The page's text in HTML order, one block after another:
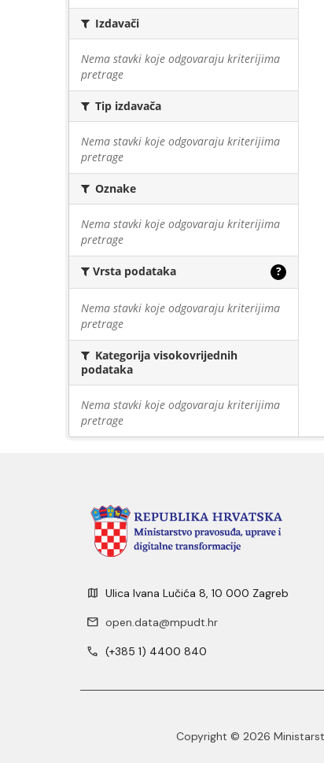
Izdavači
Nema stavki koje odgovaraju kriterijima
pretrage
Tip izdavača
Nema stavki koje odgovaraju kriterijima
pretrage
Oznake
Nema stavki koje odgovaraju kriterijima
pretrage
Vrsta podataka ?
Nema stavki koje odgovaraju kriterijima
pretrage
Kategorija visokovrijednih
podataka
Nema stavki koje odgovaraju kriterijima
pretrage